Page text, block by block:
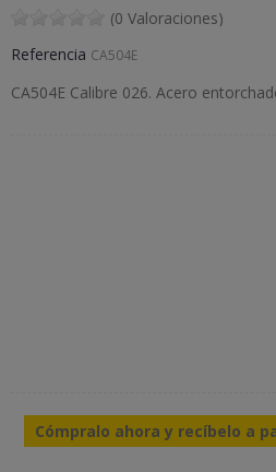
(0 Valoraciones)
Referencia CA504E
CA504E Calibre 026. Acero
Cómpralo ahora y recíbelo a